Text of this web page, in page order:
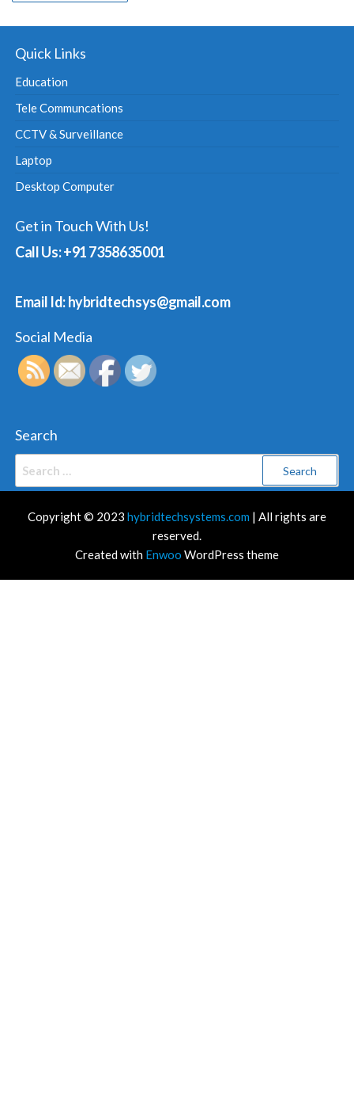
Quick Links
Education
Tele Communcations
CCTV & Surveillance
Laptop
Desktop Computer
Get in Touch With Us!
Call Us: +91 7358635001
Email Id: hybridtechsys@gmail.com
Social Media
Search
Copyright © 2023 hybridtechsystems.com | All rights are
reserved.
Created with Enwoo WordPress theme